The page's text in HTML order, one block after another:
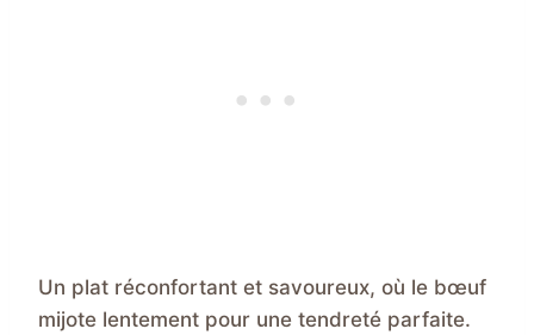
Un plat réconfortant et savoureux, où le bœuf
mijote lentement pour une tendreté parfaite.